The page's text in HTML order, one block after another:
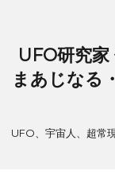
UFO研究
まあじなる
UFO、宇宙人、超常